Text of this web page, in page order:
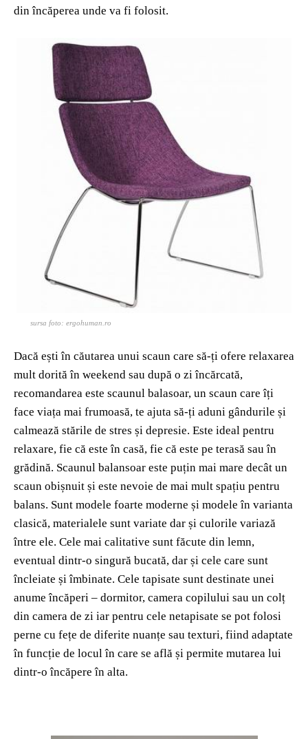
din încăperea unde va fi folosit.
sursa foto: ergohuman.ro
Dacă ești în căutarea unui scaun care să-ți ofere relaxarea
mult dorită în weekend sau după o zi încărcată,
recomandarea este scaunul balasoar, un scaun care îți
face viața mai frumoasă, te ajuta să-ți aduni gândurile și
calmează stările de stres și depresie. Este ideal pentru
relaxare, fie că este în casă, fie că este pe terasă sau în
grădină. Scaunul balansoar este puțin mai mare decât un
scaun obișnuit și este nevoie de mai mult spațiu pentru
balans. Sunt modele foarte moderne și modele în varianta
clasică, materialele sunt variate dar și culorile variază
între ele. Cele mai calitative sunt făcute din lemn,
eventual dintr-o singură bucată, dar și cele care sunt
încleiate și îmbinate. Cele tapisate sunt destinate unei
anume încăperi – dormitor, camera copilului sau un colț
din camera de zi iar pentru cele netapisate se pot folosi
perne cu fețe de diferite nuanțe sau texturi, fiind adaptate
în funcție de locul în care se află și permite mutarea lui
dintr-o încăpere în alta.